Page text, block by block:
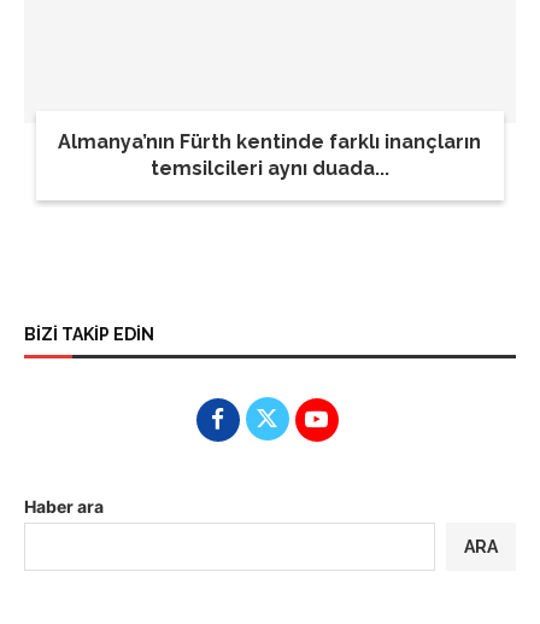
Almanya’nın Fürth kentinde farklı inançların
temsilcileri aynı duada...
BİZİ TAKİP EDİN
Haber ara
ARA